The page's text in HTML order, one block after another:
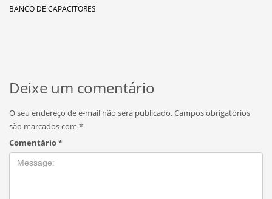
BANCO DE CAPACITORES
Deixe um comentário
O seu endereço de e-mail não será publicado.Campos obrigatórios
são marcados com *
Comentário*